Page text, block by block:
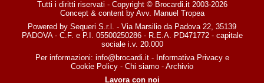
Tutti i diritti riservati - Copyright © Brocardi.it 2003-2026
Concept & content by Avv. Manuel Tropea
Powered by Sequeri S.r.l. - Via Marsilio da Padova 22, 35139
PADOVA - C.F. e P.I. 05500250286 - R.E.A. PD471772 - capitale
sociale i.v. 20.000
Per informazioni: info@brocardi.it- Informativa Privacye
Cookie Policy - Chi siamo - Archivio
Lavora con noi